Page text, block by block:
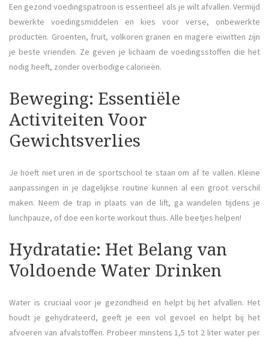
Een gezond voedingspatroon is essentieel als je wilt afvallen. Vermijd
bewerkte voedingsmiddelen en kies voor verse, onbewerkte
producten. Groenten, fruit, volkoren granen en magere eiwitten zijn
je beste vrienden. Ze geven je lichaam de voedingsstoffen die het
nodig heeft, zonder overbodige calorieën.
Beweging: Essentiële
Activiteiten Voor
Gewichtsverlies
Je hoeft niet uren in de sportschool te staan om af te vallen. Kleine
aanpassingen in je dagelijkse routine kunnen al een groot verschil
maken. Neem de trap in plaats van de lift, ga wandelen tijdens je
lunchpauze, of doe een korte workout thuis. Alle beetjes helpen!
Hydratatie: Het Belang van
Voldoende Water Drinken
Water is cruciaal voor je gezondheid en helpt bij het afvallen. Het
houdt je gehydrateerd, geeft je een vol gevoel en helpt bij het
afvoeren van afvalstoffen. Probeer minstens 1,5 tot 2 liter water per